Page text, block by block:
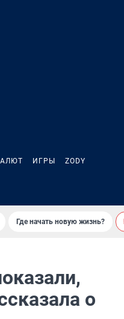
ИГРЫ ZODY
Где начать новую жизнь?
о